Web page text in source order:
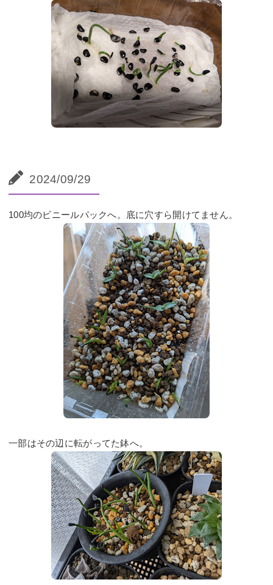
2024/09/29
100均のビニールパックへ。底に穴すら開けてません。
一部はその辺に転がってた鉢へ。